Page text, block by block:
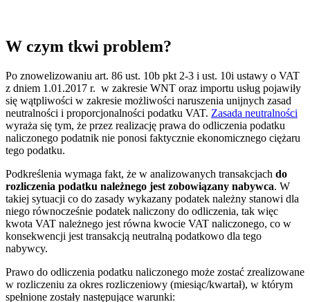
W czym tkwi problem?
Po znowelizowaniu art. 86 ust. 10b pkt 2-3 i ust. 10i ustawy o VAT
z dniem 1.01.2017 r. w zakresie WNT oraz importu usług pojawiły
się wątpliwości w zakresie możliwości naruszenia unijnych zasad
neutralności i proporcjonalności podatku VAT. Zasada neutralności
wyraża się tym, że przez realizację prawa do odliczenia podatku
naliczonego podatnik nie ponosi faktycznie ekonomicznego ciężaru
tego podatku.
Podkreślenia wymaga fakt, że w analizowanych transakcjach do
rozliczenia podatku należnego jest zobowiązany nabywca. W
takiej sytuacji co do zasady wykazany podatek należny stanowi dla
niego równocześnie podatek naliczony do odliczenia, tak więc
kwota VAT należnego jest równa kwocie VAT naliczonego, co w
konsekwencji jest transakcją neutralną podatkowo dla tego
nabywcy.
Prawo do odliczenia podatku naliczonego może zostać zrealizowane
w rozliczeniu za okres rozliczeniowy (miesiąc/kwartał), w którym
spełnione zostały następujące warunki: